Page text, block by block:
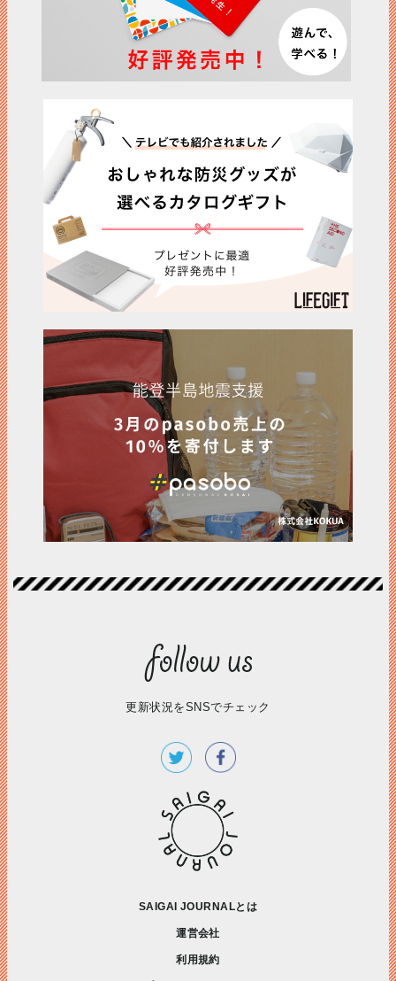
更新状況をSNSでチェック
SAIGAI JOURNALとは
運営会社
利用規約